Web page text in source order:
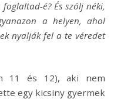
é? És szólj néki,
a helyen, ahol
nyalják fel a te véredet
11 és 12), aki nem
egy kicsiny gyermek